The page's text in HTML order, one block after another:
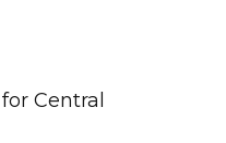
Central